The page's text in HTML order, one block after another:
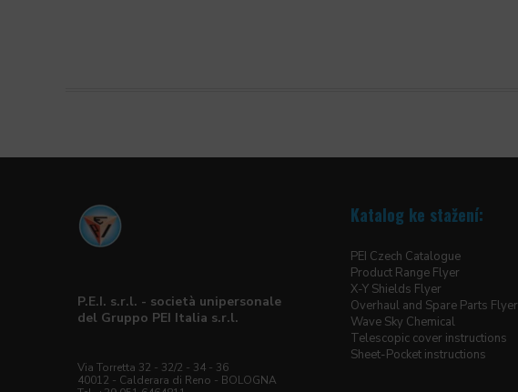
P.E.I. s.r.l. - società unipersonale
del Gruppo PEI Italia s.r.l.
Via Torretta 32 - 32/2 - 34 - 36
40012 - Calderara di Reno - BOLOGNA
Katalog ke stažení:
PEI Czech Catalogue
Product Range Flyer
X-Y Shields Flyer
Overhaul and Spare Parts Flyer
Wave Sky Chemical
Telescopic cover instructions
Sheet-Pocket instructions